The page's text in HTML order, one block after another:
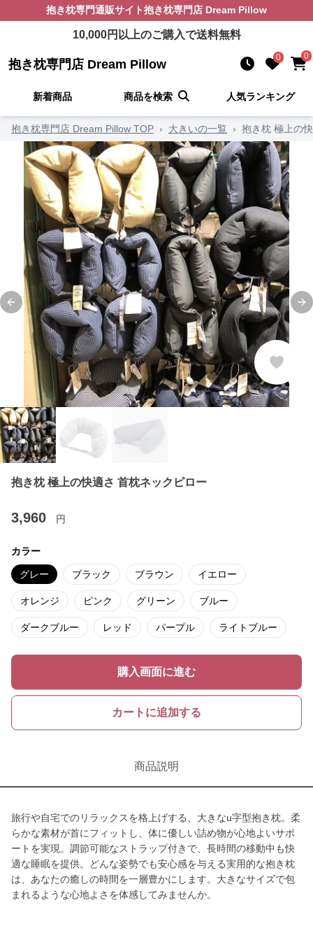
抱き枕専門通販サイト抱き枕専門店 Dream Pillow
10,000円以上のご購入で送料無料
抱き枕専門店 Dream Pillow 0 0
新着商品 商品を検索 人気ランキング
抱き枕専門店 Dream Pillow TOP › 大きいの一覧 › 抱き枕 極上の
Previous slide
抱き枕 極上の快適さ 首枕ネックピロー
3,960 円
カラー
グレー ブラック ブラウン イエロー
オレンジ ピンク グリーン ブルー
ダークブルー レッド パープル ライトブルー
購入画面に進む
カートに追加する
商品説明
旅行や自宅でのリラックスを格上げする、大きなu字型抱き枕。柔
らかな素材が首にフィットし、体に優しい詰め物が心地よいサポ
ートを実現。調節可能なストラップ付きで、長時間の移動中も快
適な睡眠を提供。どんな姿勢でも安心感を与える実用的な抱き枕
は、あなたの癒しの時間を一層豊かにします。大きなサイズで包
まれるような心地よさを体感してみませんか。